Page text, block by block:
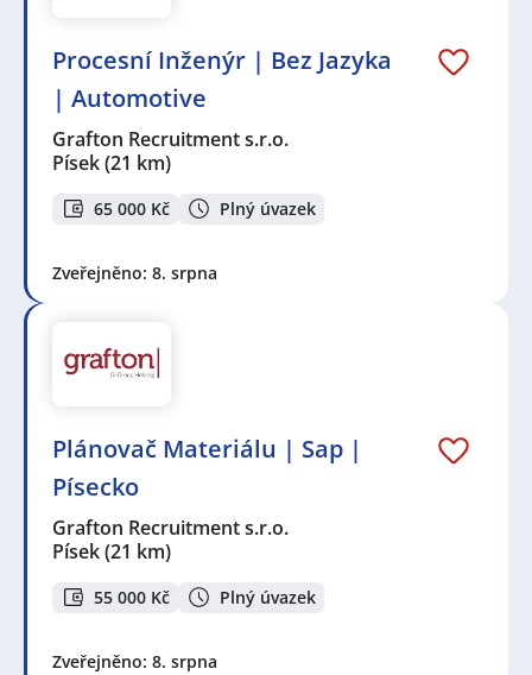
Procesní Inženýr | Bez Jazyka
| Automotive
Grafton Recruitment s.r.o.
Písek(21 km)
65 000 Kč Plný úvazek
Zveřejněno: 8. srpna
Plánovač Materiálu | Sap |
Písecko
Grafton Recruitment s.r.o.
Písek(21 km)
55 000 Kč Plný úvazek
Zveřejněno: 8. srpna